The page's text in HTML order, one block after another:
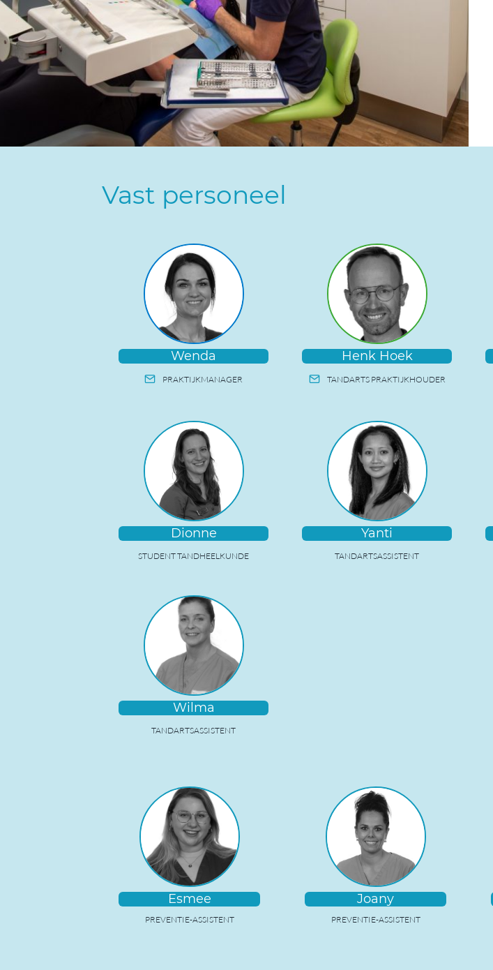
Vast personeel
Wenda
PRAKTIJKMANAGER
Henk Hoek
TANDARTS PRAKTIJKHOUDER
Dionne
STUDENT TANDHEELKUNDE
Yanti
TANDARTSASSISTENT
Wilma
TANDARTSASSISTENT
Esmee
PREVENTIE-ASSISTENT
Joany
PREVENTIE-ASSISTENT